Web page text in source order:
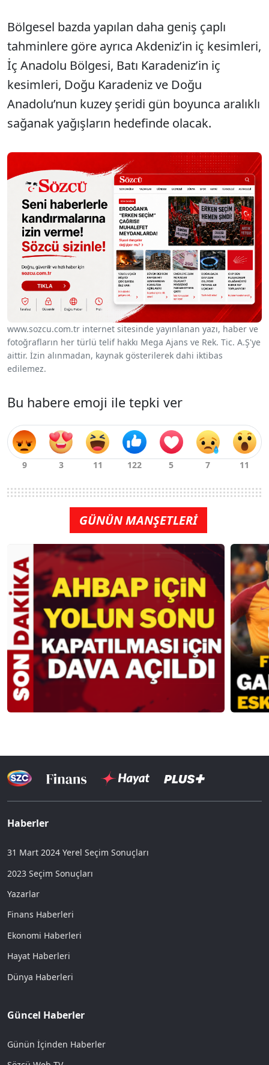
Bölgesel bazda yapılan daha geniş çaplı
tahminlere göre ayrıca Akdeniz’in iç kesimleri,
İç Anadolu Bölgesi, Batı Karadeniz’in iç
kesimleri, Doğu Karadeniz ve Doğu
Anadolu’nun kuzey şeridi gün boyunca aralıklı
sağanak yağışların hedefinde olacak.
www.sozcu.com.tr internet sitesinde yayınlanan yazı, haber ve
fotoğrafların her türlü telif hakkı Mega Ajans ve Rek. Tic. A.Ş'ye
aittir. İzin alınmadan, kaynak gösterilerek dahi iktibas
edilemez.
Bu habere emoji ile tepki ver
GÜNÜN MANŞETLERİ
Haberler
31 Mart 2024 Yerel Seçim Sonuçları
2023 Seçim Sonuçları
Yazarlar
Finans Haberleri
Ekonomi Haberleri
Hayat Haberleri
Dünya Haberleri
Güncel Haberler
Günün İçinden Haberler